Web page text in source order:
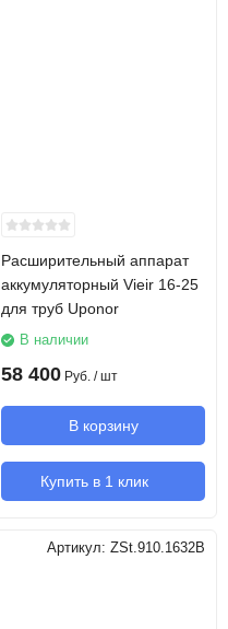
Расширительный аппарат
аккумуляторный Vieir 16-25
для труб Uponor
В наличии
58 400 Руб. / шт
В корзину
Купить в 1 клик
Артикул: ZSt.910.1632B